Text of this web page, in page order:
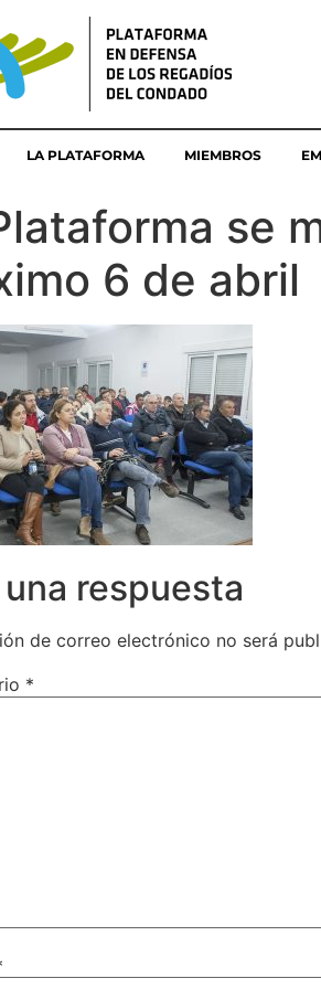
LA PLATAFORMA MIEMBROS
se
6 de abril
respuesta
de correo electrónico no será
*